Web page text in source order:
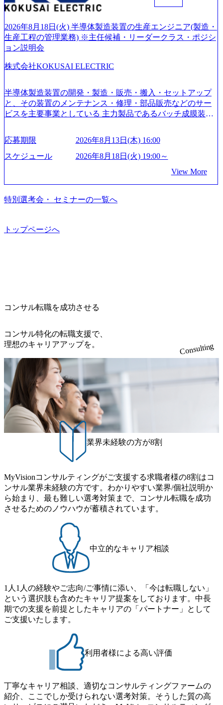
ファーム） 社名の由来は”DXエリアにSpir（槍）を指して
ていく”という位置づけ 一昔前は金融が強い企業として認知
されていたが、現在金融の売上割合は全体の3割。現在はTo
C事業を始め、パブリック、製造業、通信、エンタメ、教
はあるが、社員の興味のある分野やスキルを活用したいな
着けたい方でも幅広に経験を積みたい方でも、キャリア形
成が柔軟に可能な環境である。 https://storage.googleapis.com/
our-vision-production.appspot.com/public/images/20240925204135
_93b1bff3-f71c-4bc9-8bd9-72a8a4826007_1200x554.webp https://
mages/20250502152751_46c65543-87ef-4e86-a85a-8649e1c532f9
_956x512.webp https://storage.googleapis.com/our-vision-producti
on.appspot.com/public/images/20250502152804_ba6aaa1a-9ffc-4f
m/our-vision-production.appspot.com/public/images/202505021528
ング会社で、NRI、NTTDATAと同じく世界のFinTech Ranki
開発、運用保守と言った全工程を行う「一気通貫体制」が
特長 ビジネスへの深い理解を持つコンサルタントが集うXs
報 (https://www.xspear.co.jp/member/)一部抜粋 - 伊勢山 昇吾氏:
広いプロジェクトに従事 - 鈴木健仁氏：新卒でベイカレン
トに入社し最年少ディレクターを経てXspearに参画 - 梶田
威人氏：BCG出身。金融業界における戦略策定、DX戦略立
案、人事組織テーマに強みを持ち、メディア・エンタメ業
界においてはDX戦略立案、NFT等の新規事業立案を得意と
する。 - 藏満 一馬氏：アクセンチュア出身。金融業界を中
心に、DX戦略策定、新規事業立案、組織変革、規制対応等
の幅広いプロジェクトを主導する。 - 天野 善仁氏：19卒Pw
C出身。Xspear最年少シニアマネージャー 社員インタビュー
ページ (https://www.xspear.co.jp/career/interviews/) 戦略だけの
コンサルは終わり──コンサル業界の風雲児に聞く。“これ
から”のコンサルの在り方 (https://www.businessinsider.jp/articl
e/20250205-simplex-xspear/) Xspear Consultingがえるぼし認定
を取得 (https://www.agara.co.jp/article/382811) シンプレクスと
Xspear Consultingが、東京都港区の行政手続き100%デジタル
化を支援 (https://www.afpbb.com/articles/-/3520247) 【未経験
者】 ・年収UPでのオファー ・ワンプールで様々なインダ
流工程、先端技術を学べる環境 【コンサルファーム経験
者】 ・専門領域に軸足を置きながら、他領域にもチャレン
ジできる環境 ・タイトルアップでのオファー ・現職ファー
ムより高いオファー年収 ・実力主義でプロモーションでき
る（ダブルスキップもあり） ・週に1度のアサインｍｔｇで
果、なりたいキャリアを反映できるｐｊにアサインしても
らえる ・シンプレクスというテクノロジーに強い部隊がい
るため、エンジニアの視点からも協業しクライアントへ価
値提供できる ・デリバリー中心の案件もあればセールス中
心の案件もあり、個々の裁量や得意領域に合わせた売り上
げの立て方を選べる ここ1年で社員数60名⇒100名超、売上
今期18億円⇒来期30億円（いずれも約170％アップ）と急成
長中のファームである また、成長中ファームのため優秀な
上司の近くで働けるチャンスも多い(ボストン・コンサルテ
ィング・グループ出身者等 (https://www.xspear.co.jp/member/ta
keto_kajita/)） 多様なメンバー、多様なプロジェクトによる
2026年8月18日(火) 半導体製造装置の生産エンジニア(製造・
生産工程の管理業務) ※主任候補・リーダークラス・ポジシ
ョン説明会
株式会社KOKUSAI ELECTRIC
半導体製造装置の開発・製造・販売・搬入・セットアップ
と、その装置のメンテナンス・修理・部品販売などのサー
ビスを主要事業としている 主力製品であるバッチ成膜装置
世界トップクラスのシェアを有している 技術と対話を通じ
て未来を創造し、社会課題の解決に貢献することを目指し
ている Mission:私たちの技術/私たちの対話 Vision:夢を未来
話 IoT社会の浸透、AIの加速等により半導体需要は世界中で
急伸長しており、それに伴い半導体製造装置の需要も伸長
中 https://storage.googleapis.com/our-vision-production.appspot.co
on-production.appspot.com/public/images/20260224131052_2abe7
cb8-329e-4a45-a8f5-73d9728b2cd7_1200x486.webp https://storag
アドバイザーによる自身のキャリア構築をめざす「キャリ
スタイム制度を実施しており、月単位の決められた労働時
間の範囲内で、出社・退社の時刻を社員の自己裁量に委
ね、ワークライフバランスを図りながら効率的に働くこと
ができる 【休日】 土日祝休みの完全週休2日制 2025年度の
年間休日は125日（GW8日、夏季9日、年末年始9日） 有給
休暇は年間24日（4月1日入社の場合）で、入社日に付与さ
れます。 年次有給休暇の残日数は、翌年度に繰り越すこと
ができます。 慶弔休暇は、事由により取得可能日数は異な
りますが、3～7日の連続休暇を取得できます。 リフレッシ
ュ休暇は、規程で定める勤続年数ごとに、連続5日のリフレ
ッシュ休暇を取得できます。 【育児や子の看護、介護など
の制度】 育児休暇： 対象：小学校1年修了時の3月31日まで
の子を育てるすべての従業員※期間：通算3年間 短時間勤
日2時間15分まで、始業・終業時刻の繰り上げ・繰り下げが
可能 子の看護休暇： 子1人につき5日まで取得でき、1時間
単位で取得することも可能 家族看護休暇： 5日まで取得で
き、1時間単位で取得することも可能 【独身寮、住宅手当制
度など】 独身寮：富山事業所の近くに、白風寮と青風寮の2
つの寮があり、以下の入居基準を満たす方が入居可能で
す。 ＜入居基準＞ ・満33歳までの独身者 ・自宅から勤務地
までの通勤総時間が2時間を超えること 住宅手当： 本社の
近くには独身寮や社宅等が無いため、条件を満たす方には
住宅手当を支給します。 また、独身寮は男性のみの入居と
なるため、入居基準を満たす女性には住宅手当を支給しま
す。 住宅手当は、一般賃貸物件を従業員が契約し、規程で
定める金額を会社が支払います。 その他： 採用時や転勤等
による引っ越し費用は、会社が負担します。 2026年8月18日
(火) 19:00～20:00 2026年8月13日(木) 16:00 応募をご検討され
ている方を対象に、会社説明会を実施予定です。 ● 求人名
・【富山】半導体製造装置の生産エンジニア(製造・生産工
程の管理業務) ※主任候補・リーダークラス ・【砺波】半
導体製造装置の生産エンジニア(製造・生産工程の管理業務)
※顔出しは不要です。ご質問頂く際のみ、顔出ししていた
だければと存じます。
応募期限
2026年8月13日(木) 16:00
スケジュール
2026年8月18日(火) 19:00～
View More
特別選考会・ セミナーの一覧へ
トップページへ
コンサル転職を成功させる
コンサル特化の転職支援で、
理想のキャリアアップを。
Consulting
業界未経験の方が8割
MyVisionコンサルティングがご支援する求職者様の8割はコ
ンサル業界未経験の方です。わかりやすい業界/個社説明か
ら始まり、最も難しい選考対策まで、コンサル転職を成功
させるためのノウハウが蓄積されています。
中立的なキャリア相談
1人1人の経験やご志向/ご事情に添い、「今は転職しない」
という選択肢も含めたキャリア提案をしております。中長
期での支援を前提としたキャリアの「パートナー」として
ご支援いたします。
利用者様による高い評価
丁寧なキャリア相談、適切なコンサルティングファームの
紹介、ここでしか受けられない選考対策。そうした質の高